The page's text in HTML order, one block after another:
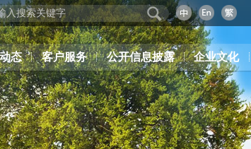
态 客户服务 公开信息披露 企业文化